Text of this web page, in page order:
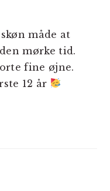
måde at
mørke tid.
fine øjne.
12 år